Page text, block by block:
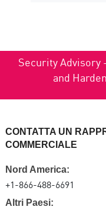
Security Advisory
and
CONTATTA UN
COMMERCIALE
Nord America:
+1-866-488-6691
Altri Paesi: